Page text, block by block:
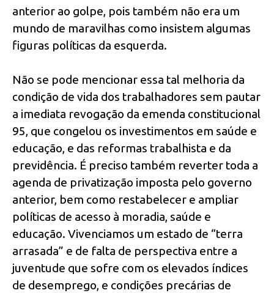
anterior ao golpe, pois também não era um
mundo de maravilhas como insistem algumas
figuras políticas da esquerda.
Não se pode mencionar essa tal melhoria da
condição de vida dos trabalhadores sem pautar
a imediata revogação da emenda constitucional
95, que congelou os investimentos em saúde e
educação, e das reformas trabalhista e da
previdência. É preciso também reverter toda a
agenda de privatização imposta pelo governo
anterior, bem como restabelecer e ampliar
políticas de acesso à moradia, saúde e
educação. Vivenciamos um estado de “terra
arrasada” e de falta de perspectiva entre a
juventude que sofre com os elevados índices
de desemprego, e condições precárias de